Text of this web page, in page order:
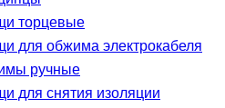
торцевые
для обжима электрокабеля
ручные
для снятия изоляции